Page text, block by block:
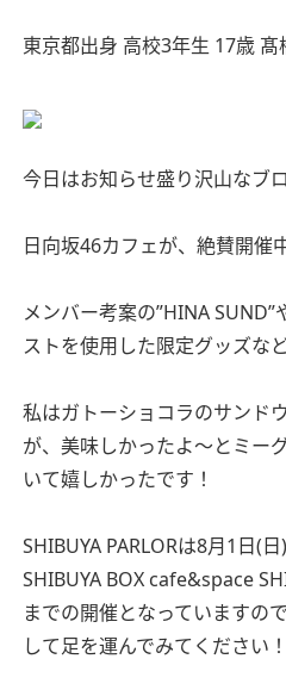
東京都出身 高校3年生 17歳 髙
今日はお知らせ盛り沢山なブ
日向坂46カフェが、絶賛開催
メンバー考案の”HINA
ストを使用した限定グッズな
私はガトーショコラのサンド
が、美味しかったよ〜とミー
いて嬉しかったです！
SHIBUYA PARLORは8月1日(日)
SHIBUYA BOX cafe&space
までの開催となっていますの
して足を運んでみてください！